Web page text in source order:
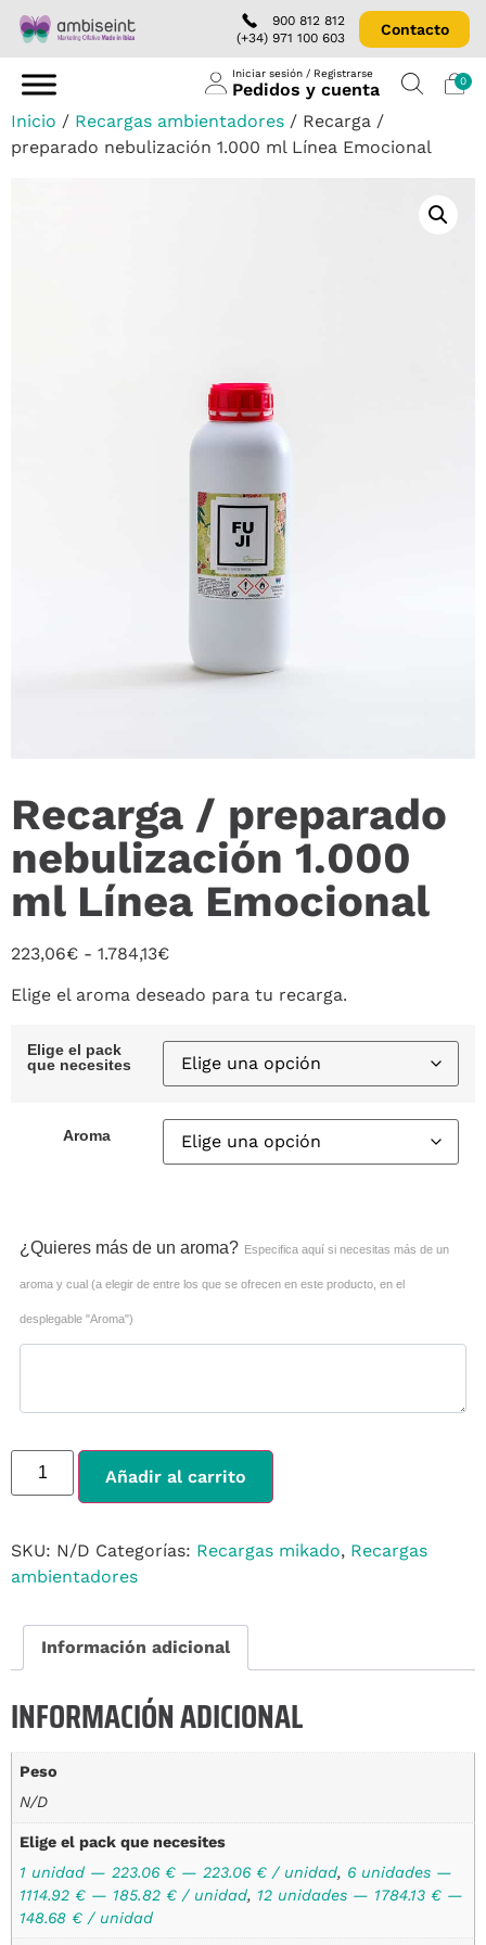
900 812 812
(+34) 971 100 603
Contacto
Iniciar sesión / Registrarse
Pedidos y cuenta 0
Inicio / Recargas ambientadores / Recarga /
preparado nebulización 1.000 ml Línea Emocional
Recarga / preparado
nebulización 1.000
ml Línea Emocional
223,06€ - 1.784,13€
Elige el aroma deseado para tu recarga.
Elige el pack
que necesites
Aroma
¿Quieres más de un aroma? Especifica aquí si necesitas más de un
aroma y cual (a elegir de entre los que se ofrecen en este producto, en el
desplegable "Aroma")
Añadir al carrito
SKU: N/D Categorías: Recargas mikado, Recargas
ambientadores
Información adicional
INFORMACIÓN ADICIONAL
Peso
N/D
Elige el pack que necesites
1 unidad — 223.06 € — 223.06 € / unidad, 6 unidades —
1114.92 € — 185.82 € / unidad, 12 unidades — 1784.13 € —
148.68 € / unidad